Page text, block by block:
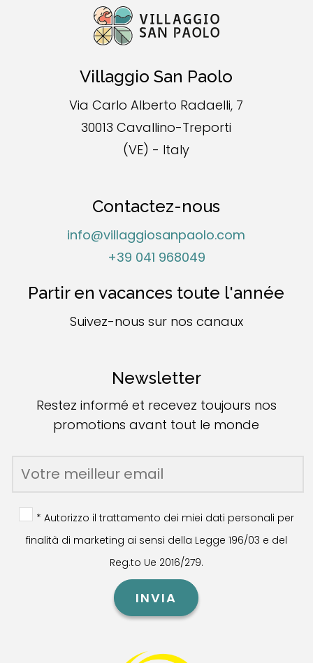
Villaggio San Paolo
Via Carlo Alberto Radaelli, 7
30013 Cavallino-Treporti
(VE) - Italy
Contactez-nous
info@villaggiosanpaolo.com
+39 041 968049
Partir en vacances toute l'année
Suivez-nous sur nos canaux
Newsletter
Restez informé et recevez toujours nos
promotions avant tout le monde
* Autorizzo il trattamento dei miei dati personali per
finalità di marketing ai sensi della Legge 196/03 e del
Reg.to Ue 2016/279.
INVIA